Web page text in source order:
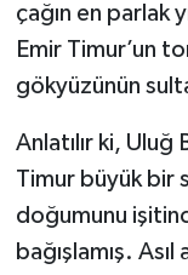
çağın en parlak
Emir Timur’un
gökyüzünün
Anlatılır ki,
Timur büyük bir
doğumunu
bağışlamış.